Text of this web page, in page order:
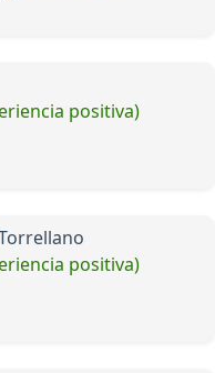
positiva)
positiva)